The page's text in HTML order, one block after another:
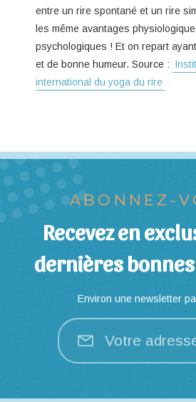
entre un rire spontané et un rire
les même avantages
psychologiques ! Et on repart
et de bonne humeur. Source :
international du yoga du rire
ABONNEZ-
Recevez en
dernières
Environ une newsletter
Votre